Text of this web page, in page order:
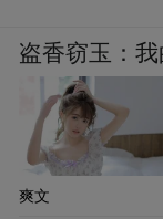
盗香窃玉：
爽文